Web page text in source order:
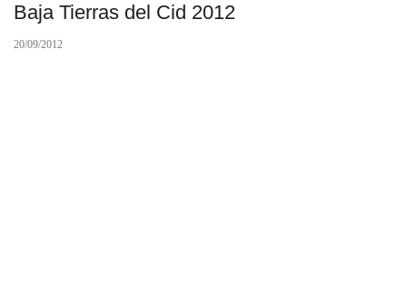
Baja Tierras del Cid 2012
20/09/2012